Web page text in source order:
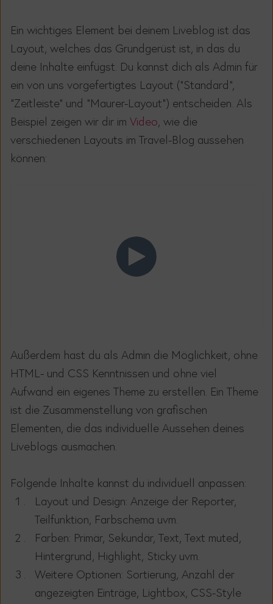
Ein wichtiges Element bei deinem Liveblog ist das
Layout, welches das Grundgerüst ist, in das du
deine Inhalte einfügst. Du kannst dich als Admin für
ein von uns vorgefertigtes Layout (“Standard”,
“Zeitleiste” und “Maurer-Layout”) entscheiden. Als
Beispiel zeigen wir dir im Video, wie die
verschiedenen Layouts im Travel-Blog aussehen
können:
Außerdem hast du als Admin die Möglichkeit, ohne
HTML- und CSS Kenntnissen und ohne viel
Aufwand ein eigenes Theme zu erstellen. Ein Theme
ist die Zusammenstellung von grafischen
Elementen, die das individuelle Aussehen deines
Liveblogs ausmachen.
Folgende Inhalte kannst du individuell anpassen:
Layout und Design: Anzeige der Reporter,
Teilfunktion, Farbschema uvm.
Farben: Primär, Sekundär, Text, Text muted,
Hintergrund, Highlight, Sticky uvm.
Weitere Optionen: Sortierung, Anzahl der
angezeigten Einträge, Lightbox, CSS-Style